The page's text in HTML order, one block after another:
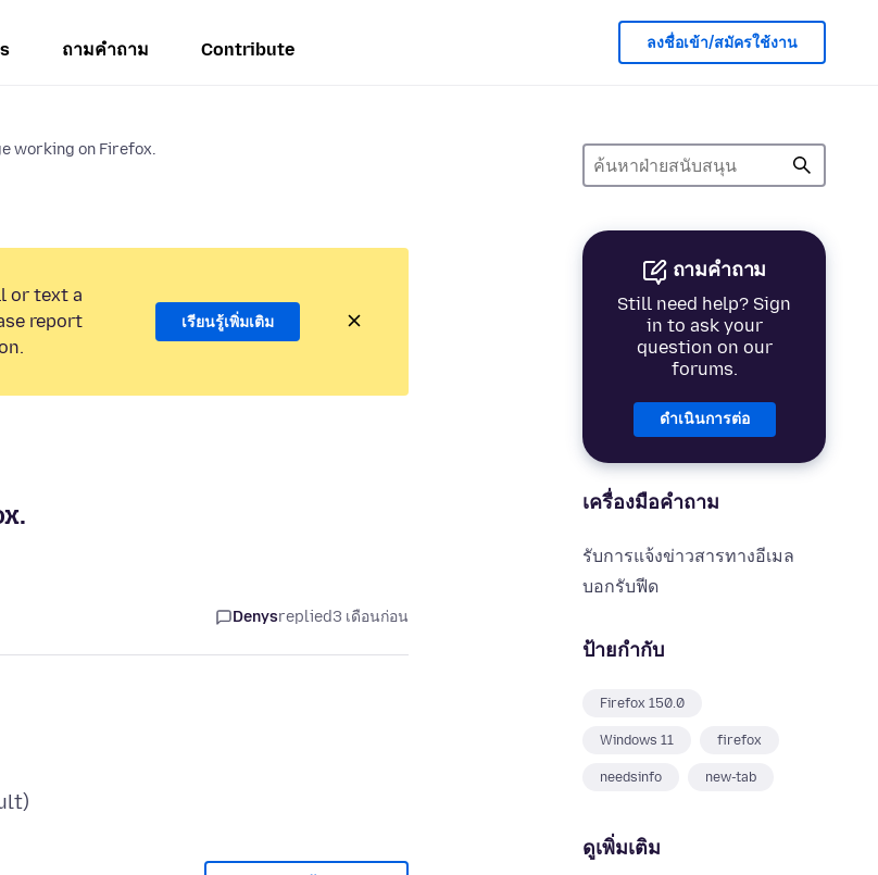
ถามคำถาม Contribute ลงชื่อเข้า/สมัครใช้งาน
working on Firefox.
ถามคำถาม
Still need help? Sign
in to ask your
question on our
forums.
ดำเนินการต่อ
เครื่องมือคำถาม
รับการแจ้งข่าวสารทางอีเมล
บอกรับฟีด
ป้ายกำกับ
Firefox 150.0
Windows 11 firefox
needsinfo new-tab
ดูเพิ่มเติม
or text a
report
เรียนรู้เพิ่มเติม
Denysreplied3 เดือนก่อน